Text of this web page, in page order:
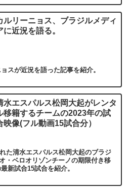
ルリーニョス、ブラジルメディ
に近況を語る。
スが近況を語った記事を紹介。
水エスパルス松岡大起がレンタ
移籍するチームの2023年の試
映像(フル動画15試合分）
た清水エスパルス松岡大起のブラジ
・ベロオリゾンチーノの期限付き移
新試合15試合を紹介。